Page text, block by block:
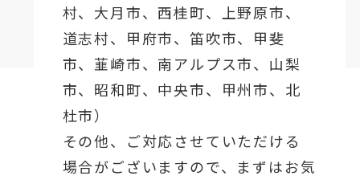
村、 大月市、西桂町、上野原市、
道志村、 甲府市、笛吹市、甲斐
市、韮崎市、南アルプス市、山梨
市、昭和町、中央市、甲州市、北
杜市）
その他、ご対応させていただける
場合がございますので、まずはお気